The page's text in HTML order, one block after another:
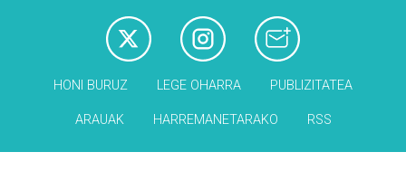
HONI BURUZ LEGE OHARRA PUBLIZITATEA
ARAUAK HARREMANETARAKO RSS